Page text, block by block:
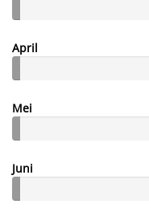
April
Mei
Juni